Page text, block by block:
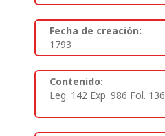
Fecha de creación:
1793
Contenido:
Leg. 142 Exp. 986 Fol. 136